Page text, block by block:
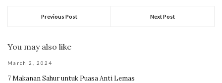
Previous Post Next Post
You may also like
March 2, 2024
7 Makanan Sahur untuk Puasa Anti Lemas